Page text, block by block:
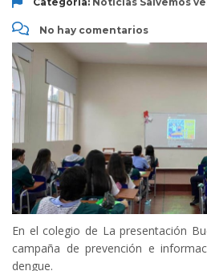
No hay comentarios
En el colegio de La presentación
campaña de prevención e
dengue.